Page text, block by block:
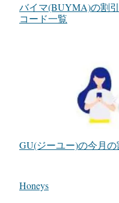
バイマ(BUYMA)の割
コード一覧
GU(ジーユー)の今月
Honeys